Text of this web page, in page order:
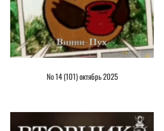
№ 14 (101) октябрь 2025